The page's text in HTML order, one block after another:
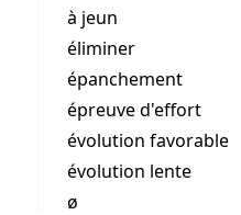
à jeun
éliminer
épanchement
épreuve d'effort
évolution favorable
évolution lente
ø